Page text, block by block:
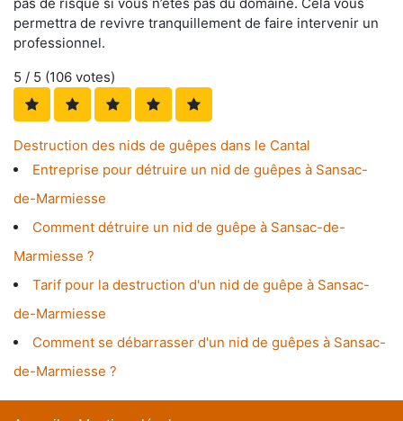
permettra de revivre tranquillement de faire intervenir un
professionnel.
5 / 5 (106 votes)
Destruction des nids de guêpes dans le Cantal
Entreprise pour détruire un nid de guêpes à Sansac-
de-Marmiesse
Comment détruire un nid de guêpe à Sansac-de-
Marmiesse ?
Tarif pour la destruction d'un nid de guêpe à Sansac-
de-Marmiesse
Comment se débarrasser d'un nid de guêpes à Sansac-
de-Marmiesse ?